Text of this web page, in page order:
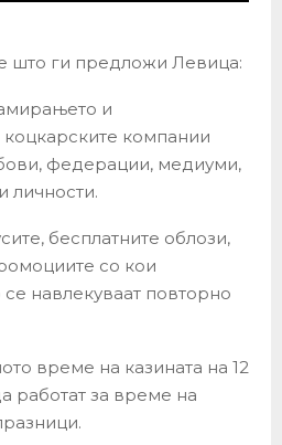
што ги предложи Левица:
и
компании
федерации, медиуми,
личности.
бесплатните облози,
со кои
се навлекуваат повторно
време на казината на 12
работат за време на